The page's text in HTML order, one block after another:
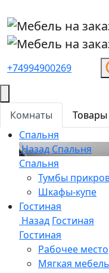
+74994900269